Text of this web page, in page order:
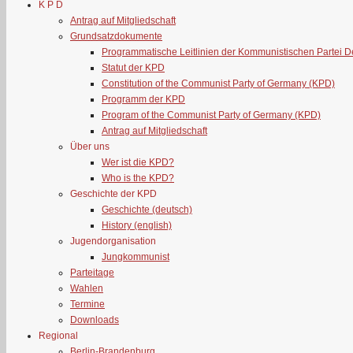
K P D
Antrag auf Mitgliedschaft
Grundsatzdokumente
Programmatische Leitlinien der Kommunistischen Partei
Statut der KPD
Constitution of the Communist Party of Germany (KPD)
Programm der KPD
Program of the Communist Party of Germany (KPD)
Antrag auf Mitgliedschaft
Über uns
Wer ist die KPD?
Who is the KPD?
Geschichte der KPD
Geschichte (deutsch)
History (english)
Jugendorganisation
Jungkommunist
Parteitage
Wahlen
Termine
Downloads
Regional